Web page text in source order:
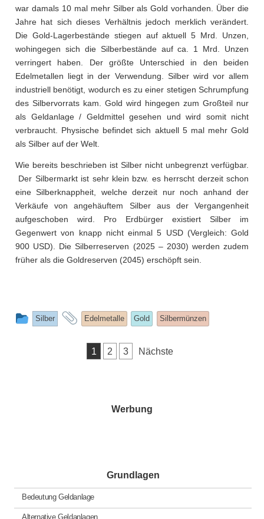
war damals 10 mal mehr Silber als Gold vorhanden. Über die
Jahre hat sich dieses Verhältnis jedoch merklich verändert.
Die Gold-Lagerbestände stiegen auf aktuell 5 Mrd. Unzen,
wohingegen sich die Silberbestände auf ca. 1 Mrd. Unzen
verringert haben. Der größte Unterschied in den beiden
Edelmetallen liegt in der Verwendung. Silber wird vor allem
industriell benötigt, wodurch es zu einer stetigen Schrumpfung
des Silbervorrats kam. Gold wird hingegen zum Großteil nur
als Geldanlage / Geldmittel gesehen und wird somit nicht
verbraucht. Physische befindet sich aktuell 5 mal mehr Gold
als Silber auf der Welt.
Wie bereits beschrieben ist Silber nicht unbegrenzt verfügbar.
Der Silbermarkt ist sehr klein bzw. es herrscht derzeit schon
eine Silberknappheit, welche derzeit nur noch anhand der
Verkäufe von angehäuftem Silber aus der Vergangenheit
aufgeschoben wird. Pro Erdbürger existiert Silber im
Gegenwert von knapp nicht einmal 5 USD (Vergleich: Gold
900 USD). Die Silberreserven (2025 – 2030) werden zudem
früher als die Goldreserven (2045) erschöpft sein.
This
entry
Silber
and
Edelmetalle Gold Silbermünzen
Seitennummerierung
1 2 3 Nächste
Werbung
Grundlagen
Bedeutung Geldanlage
Alternative Geldanlagen